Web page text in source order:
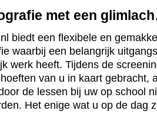
met een
biedt een flexibele en
waarbij een belangrijk
werk heeft. Tijdens de
van u in kaart gebracht,
de lessen bij uw op school
Het enige wat u op de dag